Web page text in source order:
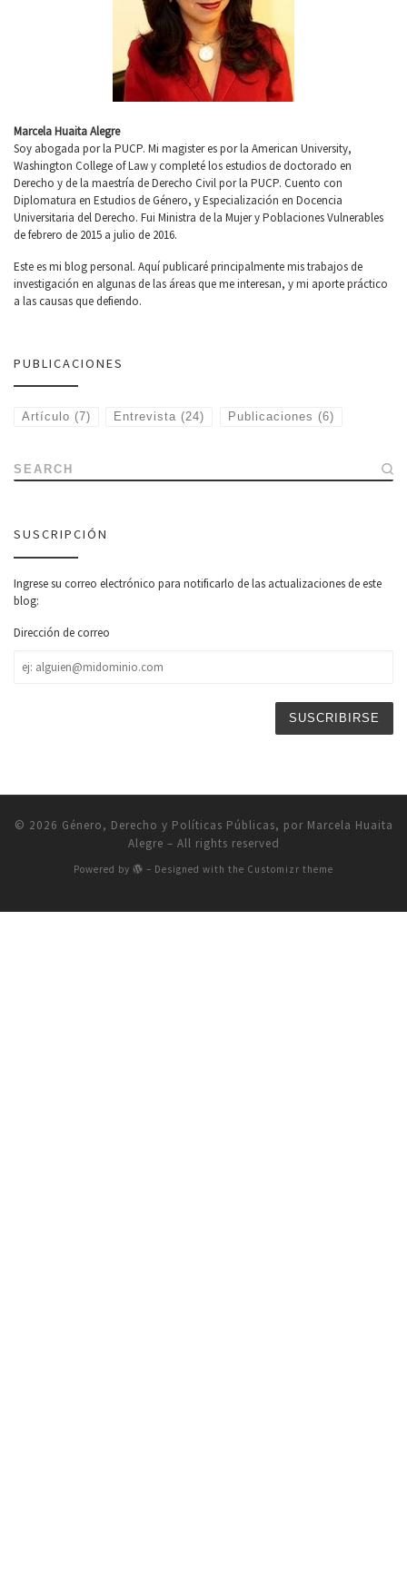
Marcela Huaita Alegre
Soy abogada por la PUCP. Mi magister es por la American University,
Washington College of Law y completé los estudios de doctorado en
Derecho y de la maestría de Derecho Civil por la PUCP. Cuento con
Diplomatura en Estudios de Género, y Especialización en Docencia
Universitaria del Derecho. Fui Ministra de la Mujer y Poblaciones Vulnerables
de febrero de 2015 a julio de 2016.
Este es mi blog personal. Aquí publicaré principalmente mis trabajos de
investigación en algunas de las áreas que me interesan, y mi aporte práctico
a las causas que defiendo.
PUBLICACIONES
Artículo (7) Entrevista (24) Publicaciones (6)
SEARCH
SUSCRIPCIÓN
Ingrese su correo electrónico para notificarlo de las actualizaciones de este
blog:
Dirección de correo
de
© 2026 Género, Derecho y Políticas Públicas, por Marcela Huaita
Alegre – All rights reserved
Powered by – Designed with the Customizr theme